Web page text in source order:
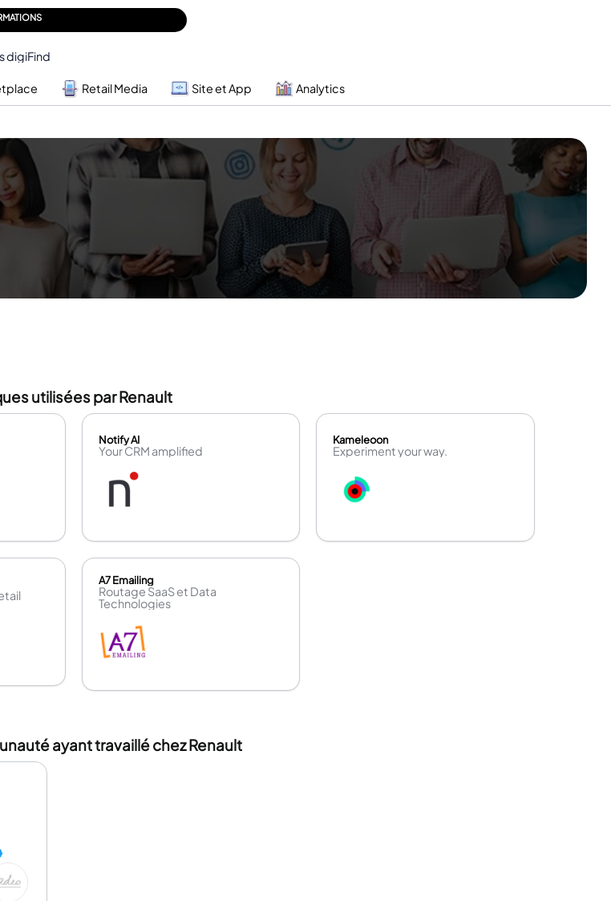
digiFind
Retail Media Site et App Analytics
utilisées par Renault
Notify AI
Your CRM amplified
Kameleoon
Experiment your way.
A7 Emailing
Routage SaaS et Data
Technologies
ayant travaillé chez Renault